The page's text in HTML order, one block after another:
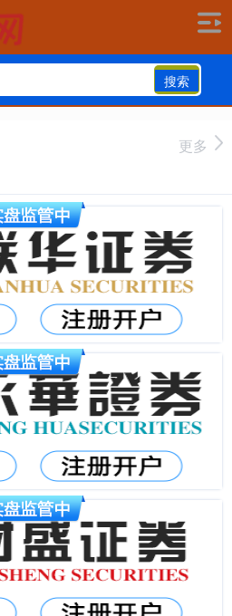
搜索
更多